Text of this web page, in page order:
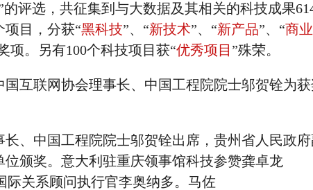
的评选，共征集到与大数据及其相关的科技成果
项目，分获“黑科技”、“新技术”、“新产品”、“商业
项。另有100个科技项目获“优秀项目 ”殊荣。
互联网协会理事长、中国工程院院士邬贺铨为
中国工程院院士邬贺铨出席，贵州省人民政府
颁奖。意大利驻重庆领事馆科技参赞龚卓龙
际关系顾问执行官李奥纳多。马佐